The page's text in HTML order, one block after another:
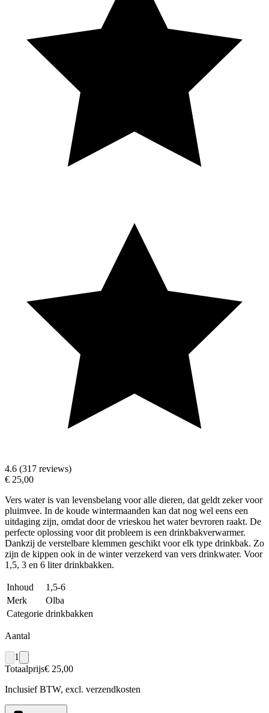
4.6 (317 reviews)
€ 25,00
Vers water is van levensbelang voor alle dieren, dat geldt zeker voor
pluimvee. In de koude wintermaanden kan dat nog wel eens een
uitdaging zijn, omdat door de vrieskou het water bevroren raakt. De
perfecte oplossing voor dit probleem is een drinkbakverwarmer.
Dankzij de verstelbare klemmen geschikt voor elk type drinkbak. Zo
zijn de kippen ook in de winter verzekerd van vers drinkwater. Voor
1,5, 3 en 6 liter drinkbakken.
Inhoud
1,5-6
Merk
Olba
Categorie drinkbakken
Aantal
1
Totaalprijs€ 25,00
Inclusief BTW, excl. verzendkosten